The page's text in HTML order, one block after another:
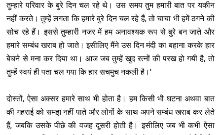
तुम्हारे परिवार के बुरे दिन चल रहे थे। उस समय तुम हमारी बात पर यकीन
नहीं करते। तुम्हें लगता कि हमारे बुरे दिन चल रहे हैं, तो चाचा भी हमें ठगने की
सोच रहे हैं। इससे तुम्हारी नजर में हम अनावश्यक रूप से बुरे बन जाते और
हमारे सम्बंध खराब हो जाते। इसीलिए मैंने उस दिन मंदी का बहाना करके हार
बेचने से मना कर दिया था। आज जब तुम्हें खुद रत्नों की परख हो गयी है, तो
तुम्हें स्वयं ही पता चल गया कि हार सचमुच नकली है।'
दोस्तों, ऐसा अक्सर हमारे साथ भी होता है। हम किसी भी घटना अथवा बात
की गहराई को समझ नहीं पाते और लोगों के साथ अपने सम्बंध खराब कर लेते
हैं, जबकि उसके पीछे की वजह दूसरी होती है। इसीलिए जब भी कभी ऐसा